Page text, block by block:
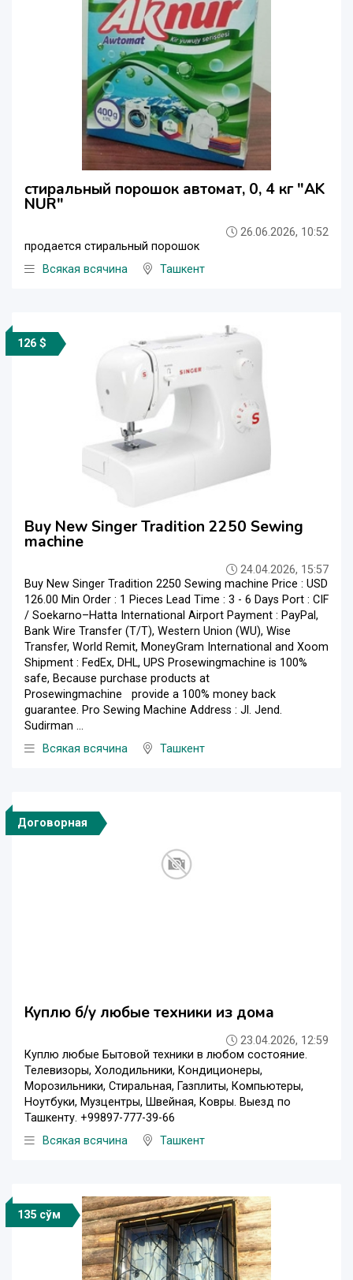
стиральный порошок автомат, 0, 4 кг "AK
NUR"
26.06.2026, 10:52
продается стиральный порошок
Всякая всячина
Ташкент
126 $
Buy New Singer Tradition 2250 Sewing
machine
24.04.2026, 15:57
Buy New Singer Tradition 2250 Sewing machine Price : USD
126.00 Min Order : 1 Pieces Lead Time : 3 - 6 Days Port : CIF
/ Soekarno–Hatta International Airport Payment : PayPal,
Bank Wire Transfer (T/T), Western Union (WU), Wise
Transfer, World Remit, MoneyGram International and Xoom
Shipment : FedEx, DHL, UPS Prosewingmachine is 100%
safe, Because purchase products at
Prosewingmachine provide a 100% money back
guarantee. Pro Sewing Machine Address : Jl. Jend.
Sudirman ...
Всякая всячина
Ташкент
Договорная
Куплю б/у любые техники из дома
23.04.2026, 12:59
Куплю любые Бытовой техники в любом состояние.
Телевизоры, Холодильники, Кондиционеры,
Морозильники, Стиральная, Газплиты, Компьютеры,
Ноутбуки, Музцентры, Швейная, Ковры. Выезд по
Ташкенту. +99897-777-39-66
Всякая всячина
Ташкент
135 сўм